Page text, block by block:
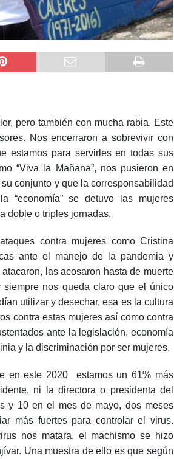
pero también con mucha rabia. Este
Nos encerraron a sobrevivir con
estamos para servirles en todas sus
“Viva la Mañana”, nos pusieron en
conjunto y que la corresponsabilidad
“economía” se detuvo las mujeres
doble o triples jornadas.
contra mujeres como Cristina
ante el manejo de la pandemia y
las acosaron hasta de muerte
nos queda claro que el único
utilizar y desechar, esa es la cultura
contra estas mujeres así como contra
ante la legislación, economía
y la discriminación por ser mujeres.
en este 2020 estamos un 61% más
ni la directora o presidenta del
y 10 en el mes de mayo, dos meses
más fuertes para controlar el virus.
nos matara, el machismo se hizo
Una muestra de ello es que según